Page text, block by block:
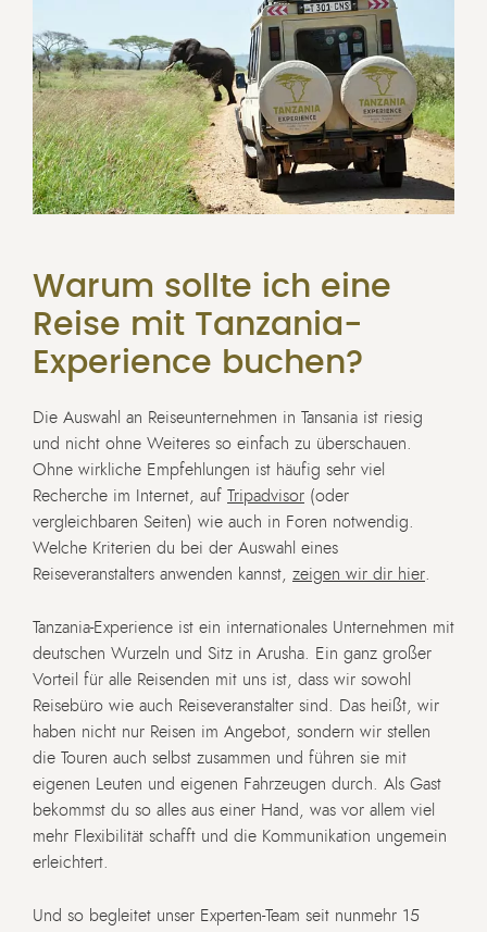
Warum sollte ich eine
Reise mit Tanzania-
Experience buchen?
Die Auswahl an Reiseunternehmen in Tansania ist riesig
und nicht ohne Weiteres so einfach zu überschauen.
Ohne wirkliche Empfehlungen ist häufig sehr viel
Recherche im Internet, auf Tripadvisor (oder
vergleichbaren Seiten) wie auch in Foren notwendig.
Welche Kriterien du bei der Auswahl eines
Reiseveranstalters anwenden kannst, zeigen wir dir hier.
Tanzania-Experience ist ein internationales Unternehmen mit
deutschen Wurzeln und Sitz in Arusha. Ein ganz großer
Vorteil für alle Reisenden mit uns ist, dass wir sowohl
Reisebüro wie auch Reiseveranstalter sind. Das heißt, wir
haben nicht nur Reisen im Angebot, sondern wir stellen
die Touren auch selbst zusammen und führen sie mit
eigenen Leuten und eigenen Fahrzeugen durch. Als Gast
bekommst du so alles aus einer Hand, was vor allem viel
mehr Flexibilität schafft und die Kommunikation ungemein
erleichtert.
Und so begleitet unser Experten-Team seit nunmehr 15